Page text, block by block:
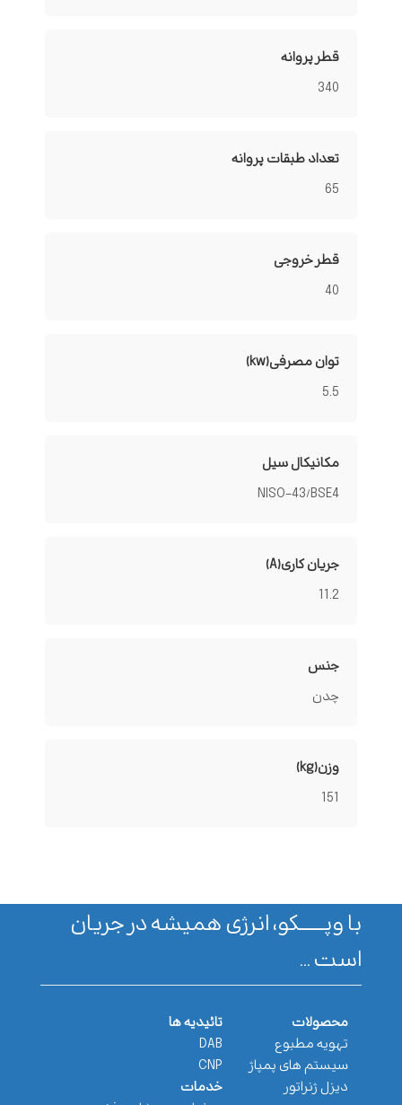
قطر پروانه
340
تعداد طبقات پروانه
65
قطر خروجی
40
توان مصرفی(kw)
5.5
مکانیکال سیل
NISO-43/BSE4
جریان کاری(A)
11.2
جنس
چدن
وزن(kg)
151
با وپـــــــکو، انرژی همیشه در جریان
است ...
محصولات
تهویه مطبوع
سیستم های پمپاژ
دیزل ژنراتور
تائیدیه ها
DAB
CNP
خدمات